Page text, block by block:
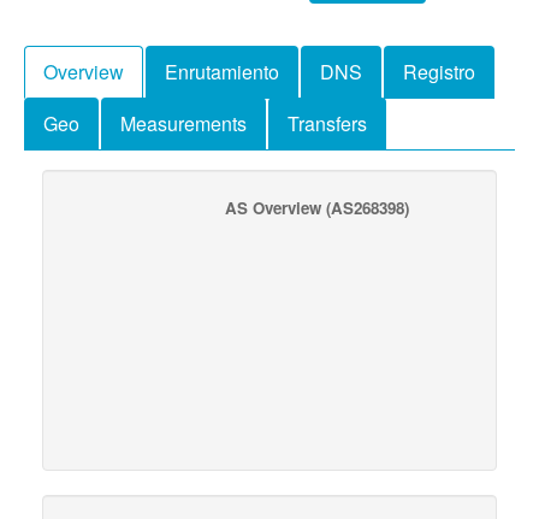
Overview Enrutamiento DNS
Registro
Geo
Measurements Transfers
AS Overview (AS268398)